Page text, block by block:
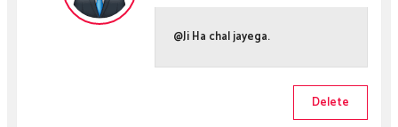
@Ji Ha chal jayega.
Delete